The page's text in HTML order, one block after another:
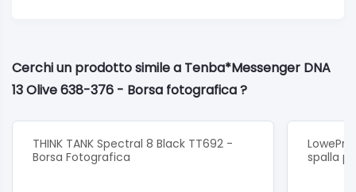
completamente per convertire la borsa ad un uso
generale.
Colore: Oliva
Cerchi un prodotto simile a Tenba*Messenger DNA
13 Olive 638-376 - Borsa fotografica ?
THINK TANK Spectral 8 Black TT692 -
Borsa Fotografica
spalla